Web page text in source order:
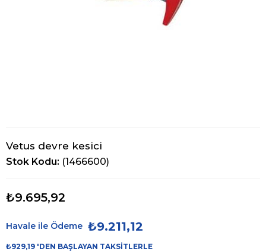
Vetus devre kesici
Stok Kodu (1466600)
₺9.695,92
Havale ile Ödeme ₺9.211,12
₺929,19 'DEN BAŞLAYAN TAKSITLERLE